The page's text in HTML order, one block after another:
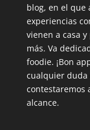
blog, en el que
experiencias
vienen a casa
más. Va
foodie. ¡Bon
cualquier duda
contestaremos
alcance.